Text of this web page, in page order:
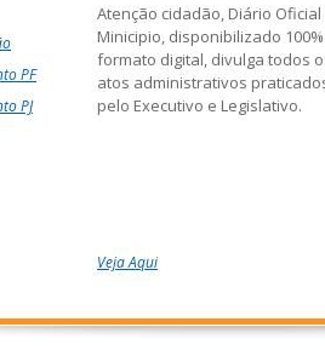
PF
PJ
Atenção cidadão, Diário
Minicipio, disponibilizado
formato digital, divulga todos
atos administrativos
pelo Executivo e Legislativo.
Veja Aqui